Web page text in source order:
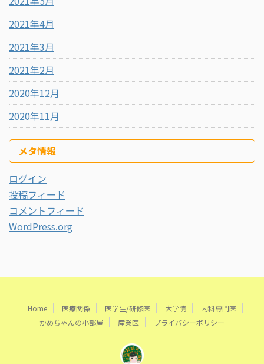
2021年4月
2021年3月
2021年2月
2020年12月
2020年11月
メタ情報
ログイン
投稿フィード
コメントフィード
WordPress.org
Home 医療関係 医学生/研修医 大学院
内科専門医
かめちゃんの小部屋
産業医 プライバシーポリシー